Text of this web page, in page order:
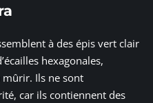
à des épis vert clair
hexagonales,
mûrir. Ils ne sont
car ils contiennent des